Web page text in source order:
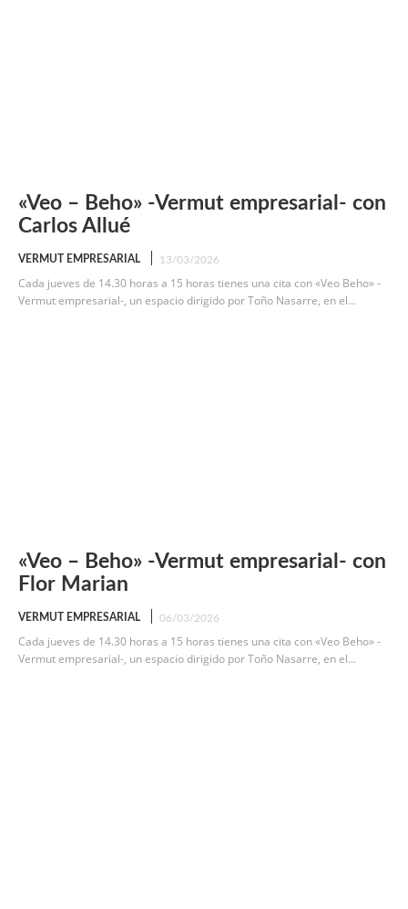
«Veo – Beho» -Vermut empresarial- con
Carlos Allué
VERMUT EMPRESARIAL 13/03/2026
Cada jueves de 14.30 horas a 15 horas tienes una cita con «Veo Beho» -
Vermut empresarial-, un espacio dirigido por Toño Nasarre, en el...
«Veo – Beho» -Vermut empresarial- con
Flor Marian
VERMUT EMPRESARIAL 06/03/2026
Cada jueves de 14.30 horas a 15 horas tienes una cita con «Veo Beho» -
Vermut empresarial-, un espacio dirigido por Toño Nasarre, en el...